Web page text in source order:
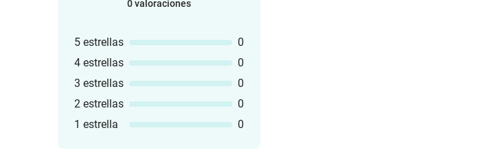
0 valoraciones
5 estrellas
0
4 estrellas
0
3 estrellas
0
2 estrellas
0
1 estrella
0